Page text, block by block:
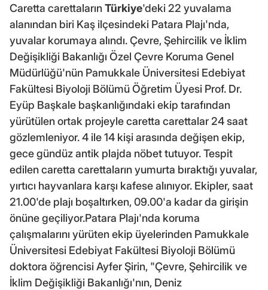
Caretta carettalarınTürkiye'deki 22 yuvalama
alanından biri Kaş ilçesindeki Patara Plajı'nda,
yuvalar korumaya alındı. Çevre, Şehircilik ve İklim
Değişikliği Bakanlığı Özel Çevre Koruma Genel
Müdürlüğü'nün Pamukkale Üniversitesi Edebiyat
Fakültesi Biyoloji Bölümü Öğretim Üyesi Prof. Dr.
Eyüp Başkale başkanlığındaki ekip tarafından
yürütülen ortak projeyle caretta carettalar 24 saat
gözlemleniyor. 4 ile 14 kişi arasında değişen ekip,
gece gündüz antik plajda nöbet tutuyor. Tespit
edilen caretta carettaların yumurta bıraktığı yuvalar,
yırtıcı hayvanlara karşı kafese alınıyor. Ekipler, saat
21.00'de plajı boşaltırken, 09.00'a kadar da girişin
önüne geçiliyor.Patara Plajı'nda koruma
çalışmalarını yürüten ekip üyelerinden Pamukkale
Üniversitesi Edebiyat Fakültesi Biyoloji Bölümü
doktora öğrencisi Ayfer Şirin, "Çevre, Şehircilik ve
İklim Değişikliği Bakanlığı'nın, Deniz